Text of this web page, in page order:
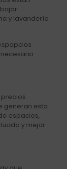
y lavandería
generan esta
espacios,
y mejor